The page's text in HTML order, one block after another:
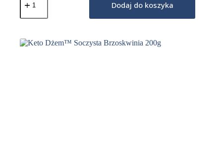
Keto
Topowy
200g
Dodaj do koszyka